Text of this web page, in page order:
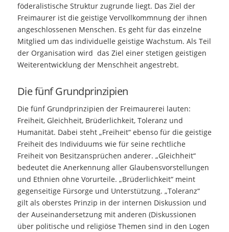
föderalistische Struktur zugrunde liegt. Das Ziel der
Freimaurer ist die geistige Vervollkommnung der ihnen
angeschlossenen Menschen. Es geht für das einzelne
Mitglied um das individuelle geistige Wachstum. Als Teil
der Organisation wird das Ziel einer stetigen geistigen
Weiterentwicklung der Menschheit angestrebt.
Die fünf Grundprinzipien
Die fünf Grundprinzipien der Freimaurerei lauten:
Freiheit, Gleichheit, Brüderlichkeit, Toleranz und
Humanität. Dabei steht „Freiheit“ ebenso für die geistige
Freiheit des Individuums wie für seine rechtliche
Freiheit von Besitzansprüchen anderer. „Gleichheit“
bedeutet die Anerkennung aller Glaubensvorstellungen
und Ethnien ohne Vorurteile. „Brüderlichkeit“ meint
gegenseitige Fürsorge und Unterstützung. „Toleranz“
gilt als oberstes Prinzip in der internen Diskussion und
der Auseinandersetzung mit anderen (Diskussionen
über politische und religiöse Themen sind in den Logen